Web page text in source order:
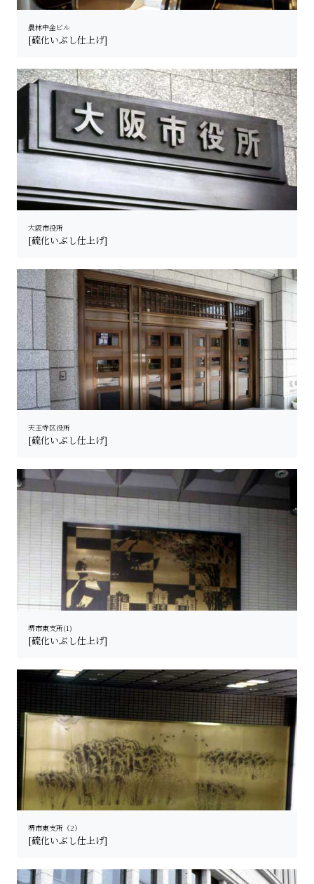
農林中金ビル
[硫化いぶし仕上げ]
大阪市役所
[硫化いぶし仕上げ]
天王寺区役所
[硫化いぶし仕上げ]
堺市東支所(1)
[硫化いぶし仕上げ]
堺市東支所（2）
[硫化いぶし仕上げ]